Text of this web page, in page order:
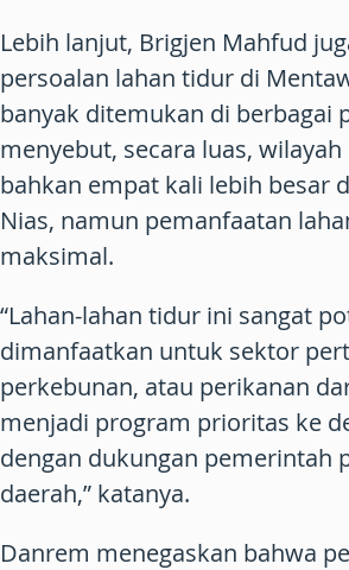
Lebih lanjut, Brigjen Mahfud
persoalan lahan tidur di
banyak ditemukan di berbagai
menyebut, secara luas,
bahkan empat kali lebih besar
Nias, namun pemanfaatan
maksimal.
“Lahan-lahan tidur ini sangat
dimanfaatkan untuk sektor
perkebunan, atau perikanan
menjadi program prioritas ke
dengan dukungan pemerintah
daerah,” katanya.
Danrem menegaskan bahwa